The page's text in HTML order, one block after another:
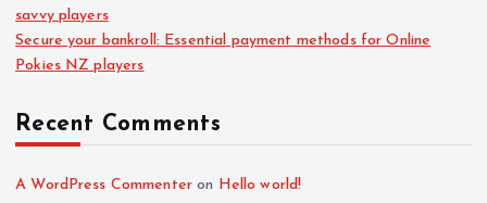
savvy players
Secure your bankroll: Essential payment methods for Online
Pokies NZ players
Recent Comments
A WordPress Commenter on Hello world!